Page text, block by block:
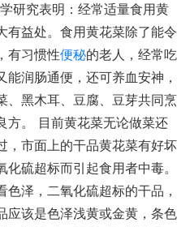
研究表明：经常适量食用黄
有益处。食用黄花菜除了能令
有习惯性便秘的老人，经常吃
润肠通便，还可养血安神，
、黑木耳、豆腐、豆芽共同烹
方。 目前黄花菜无论做菜还
，市面上的干品黄花菜有好坏
硫超标而引起食用者中毒。
泽，二氧化硫超标的干品，
应该是色泽浅黄或金黄，条色